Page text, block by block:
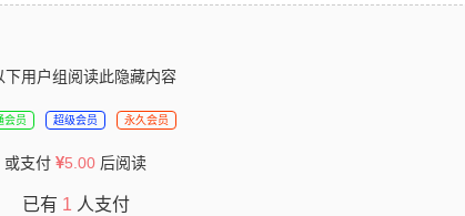
下用户组阅读此隐藏内容
会员 超级会员 永久会员
或支付 5.00 后阅读
已有 1 人支付